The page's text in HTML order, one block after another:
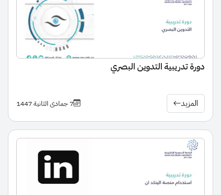
دورة تدريبية التدوين البصري
المزيد 7 جمادى الثانية 1447